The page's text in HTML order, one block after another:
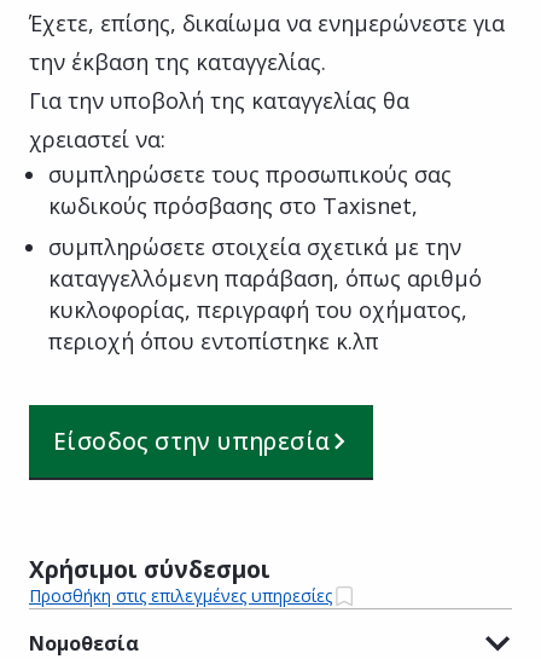
Έχετε, επίσης, δικαίωμα να ενημερώνεστε για
την έκβαση της καταγγελίας.
Για την υποβολή της καταγγελίας θα
χρειαστεί να:
συμπληρώσετε τους προσωπικούς σας
κωδικούς πρόσβασης στο Taxisnet,
συμπληρώσετε στοιχεία σχετικά με την
καταγγελλόμενη παράβαση, όπως αριθμό
κυκλοφορίας, περιγραφή του οχήματος,
περιοχή όπου εντοπίστηκε κ.λπ
Είσοδος στην υπηρεσία
Χρήσιμοι σύνδεσμοι
Προσθήκη στις επιλεγμένες υπηρεσίες
Νομοθεσία